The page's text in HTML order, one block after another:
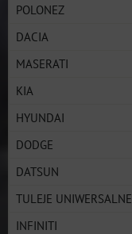
POLONEZ
DACIA
MASERATI
KIA
HYUNDAI
DODGE
DATSUN
TULEJE UNIWERSALNE
INFINITI